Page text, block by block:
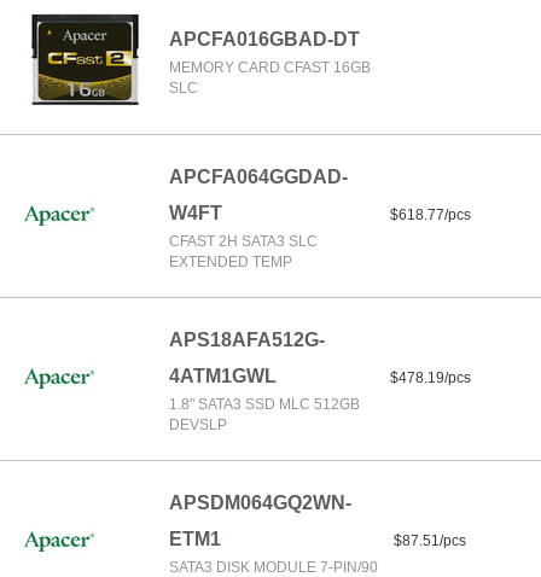
APCFA016GBAD-DT
MEMORY CARD CFAST 16GB
SLC
APCFA064GGDAD-
W4FT
CFAST 2H SATA3 SLC
EXTENDED TEMP
$618.77/pcs
APS18AFA512G-
4ATM1GWL
1.8" SATA3 SSD MLC 512GB
DEVSLP
$478.19/pcs
APSDM064GQ2WN-
ETM1
SATA3 DISK MODULE 7-PIN/90
$87.51/pcs